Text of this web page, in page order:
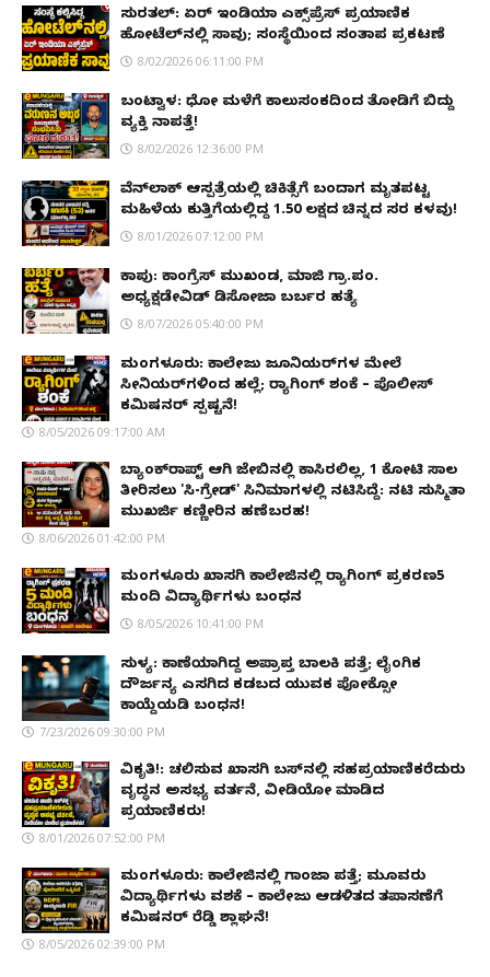
ಸುರತ್ಕಲ್: ಏರ್ ಇಂಡಿಯಾ ಎಕ್ಸ್‌ಪ್ರೆಸ್ ಪ್ರಯಾಣಿಕ
ಹೋಟೆಲ್‌ನಲ್ಲಿ ಸಾವು; ಸಂಸ್ಥೆಯಿಂದ ಸಂತಾಪ ಪ್ರಕಟಣೆ
8/02/2026 06:11:00 PM
ಬಂಟ್ವಾಳ: ಧೋ ಮಳೆಗೆ ಕಾಲುಸಂಕದಿಂದ ತೋಡಿಗೆ ಬಿದ್ದು
ವ್ಯಕ್ತಿ ನಾಪತ್ತೆ!
8/02/2026 12:36:00 PM
ವೆನ್‌ಲಾಕ್ ಆಸ್ಪತ್ರೆಯಲ್ಲಿ ಚಿಕಿತ್ಸೆಗೆ ಬಂದಾಗ ಮೃತಪಟ್ಟ
ಮಹಿಳೆಯ ಕುತ್ತಿಗೆಯಲ್ಲಿದ್ದ ₹1.50 ಲಕ್ಷದ ಚಿನ್ನದ ಸರ ಕಳವು!
8/01/2026 07:12:00 PM
ಕಾಪು: ಕಾಂಗ್ರೆಸ್ ಮುಖಂಡ, ಮಾಜಿ ಗ್ರಾ.ಪಂ.
ಅಧ್ಯಕ್ಷಡೇವಿಡ್ ಡಿಸೋಜಾ ಬರ್ಬರ ಹತ್ಯೆ
8/07/2026 05:40:00 PM
ಮಂಗಳೂರು: ಕಾಲೇಜು ಜೂನಿಯರ್‌ಗಳ ಮೇಲೆ
ಸೀನಿಯರ್‌ಗಳಿಂದ ಹಲ್ಲೆ; ರ‌್ಯಾಗಿಂಗ್ ಶಂಕೆ – ಪೊಲೀಸ್
ಕಮಿಷನರ್ ಸ್ಪಷ್ಟನೆ!
8/05/2026 09:17:00 AM
ಬ್ಯಾಂಕ್‌ರಾಪ್ಟ್‌ ಆಗಿ ಜೇಬಿನಲ್ಲಿ ಕಾಸಿರಲಿಲ್ಲ, ₹1 ಕೋಟಿ ಸಾಲ
ತೀರಿಸಲು 'ಸಿ-ಗ್ರೇಡ್' ಸಿನಿಮಾಗಳಲ್ಲಿ ನಟಿಸಿದ್ದೆ: ನಟಿ ಸುಸ್ಮಿತಾ
ಮುಖರ್ಜಿ ಕಣ್ಣೀರಿನ ಹಣೆಬರಹ!
8/06/2026 01:42:00 PM
ಮಂಗಳೂರು ಖಾಸಗಿ ಕಾಲೇಜಿನಲ್ಲಿ ರ‌್ಯಾಗಿಂಗ್ ಪ್ರಕರಣ5
ಮಂದಿ ವಿದ್ಯಾರ್ಥಿಗಳು ಬಂಧನ
8/05/2026 10:41:00 PM
ಸುಳ್ಯ: ಕಾಣೆಯಾಗಿದ್ದ ಅಪ್ರಾಪ್ತ ಬಾಲಕಿ ಪತ್ತೆ; ಲೈಂಗಿಕ
ದೌರ್ಜನ್ಯ ಎಸಗಿದ ಕಡಬದ ಯುವಕ ಪೋಕ್ಸೋ
ಕಾಯ್ದೆಯಡಿ ಬಂಧನ!
7/23/2026 09:30:00 PM
ವಿಕೃತಿ!: ಚಲಿಸುವ ಖಾಸಗಿ ಬಸ್‌ನಲ್ಲಿ ಸಹಪ್ರಯಾಣಿಕರೆದುರು
ವೃದ್ಧನ ಅಸಭ್ಯ ವರ್ತನೆ, ವೀಡಿಯೋ ಮಾಡಿದ
ಪ್ರಯಾಣಿಕರು!
8/01/2026 07:52:00 PM
ಮಂಗಳೂರು: ಕಾಲೇಜಿನಲ್ಲಿ ಗಾಂಜಾ ಪತ್ತೆ; ಮೂವರು
ವಿದ್ಯಾರ್ಥಿಗಳು ವಶಕ್ಕೆ – ಕಾಲೇಜು ಆಡಳಿತದ ತಪಾಸಣೆಗೆ
ಕಮಿಷನರ್ ರೆಡ್ಡಿ ಶ್ಲಾಘನೆ!
8/05/2026 02:39:00 PM